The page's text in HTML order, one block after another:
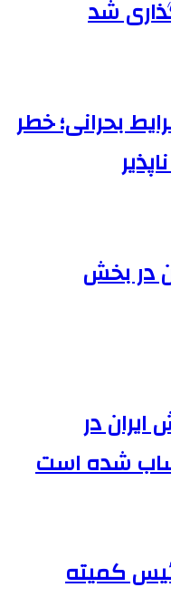
شد
بحرانی؛ خطر
در بخش
ورزش ایران در
شده است
کمیته